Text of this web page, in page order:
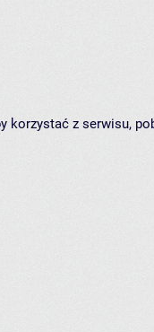
korzystać z serwisu,